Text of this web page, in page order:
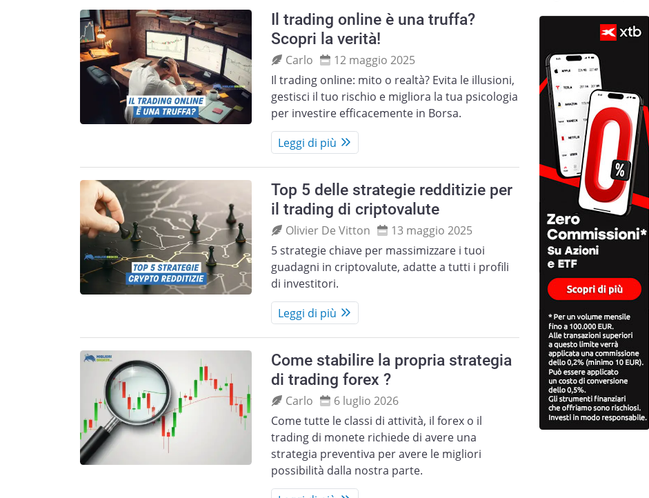
Il trading online è una truffa?
Scopri la verità!
Carlo
12 maggio 2025
Il trading online: mito o realtà? Evita le illusioni,
gestisci il tuo rischio e migliora la tua psicologia
per investire efficacemente in Borsa.
Leggi di più
Top 5 delle strategie redditizie per
il trading di criptovalute
Olivier De Vitton
13 maggio 2025
5 strategie chiave per massimizzare i tuoi
guadagni in criptovalute, adatte a tutti i profili
di investitori.
Leggi di più
Come stabilire la propria strategia
di trading forex ?
Carlo
6 luglio 2026
Come tutte le classi di attività, il forex o il
trading di monete richiede di avere una
strategia preventiva per avere le migliori
possibilità dalla nostra parte.